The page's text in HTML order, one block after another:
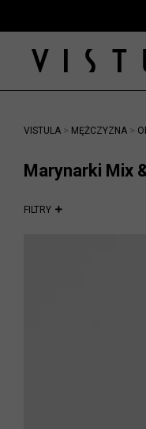
VISTULA > MĘŻCZYZNA >
Marynarki Mix
FILTRY